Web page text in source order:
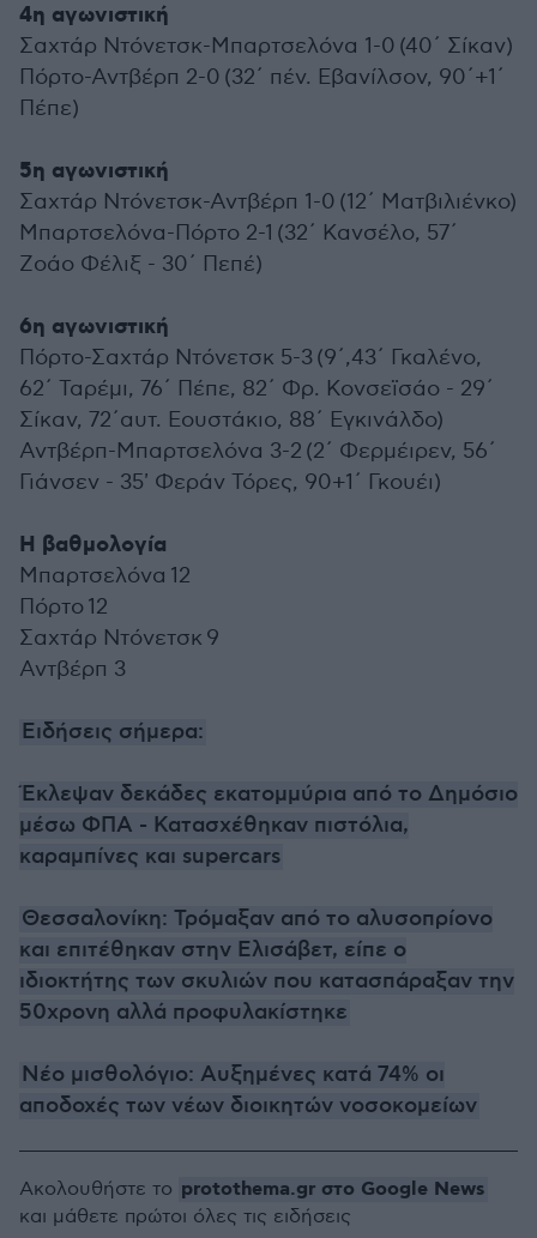
4η αγωνιστική
Σαχτάρ Ντόνετσκ-Μπαρτσελόνα 1-0 (40΄ Σίκαν)
Πόρτο-Αντβέρπ 2-0 (32΄ πέν. Εβανίλσον, 90΄+1΄
Πέπε)
5η αγωνιστική
Σαχτάρ Ντόνετσκ-Αντβέρπ 1-0 (12΄ Ματβιλιένκο)
Μπαρτσελόνα-Πόρτο 2-1 (32΄ Κανσέλο, 57΄
Ζοάο Φέλιξ - 30΄ Πεπέ)
6η αγωνιστική
Πόρτο-Σαχτάρ Ντόνετσκ 5-3 (9΄,43΄ Γκαλένο,
62΄ Ταρέμι, 76΄ Πέπε, 82΄ Φρ. Κονσεϊσάο - 29΄
Σίκαν, 72΄αυτ. Εουστάκιο, 88΄ Εγκινάλδο)
Αντβέρπ-Μπαρτσελόνα 3-2 (2΄ Φερμέιρεν, 56΄
Γιάνσεν - 35' Φεράν Τόρες, 90+1΄ Γκουέι)
Η βαθμολογία
Μπαρτσελόνα 12
Πόρτο 12
Σαχτάρ Ντόνετσκ 9
Αντβέρπ 3
Ειδήσεις σήμερα:
Έκλεψαν δεκάδες εκατομμύρια από το Δημόσιο
μέσω ΦΠΑ - Κατασχέθηκαν πιστόλια,
καραμπίνες και supercars
Θεσσαλονίκη: Τρόμαξαν από το αλυσοπρίονο
και επιτέθηκαν στην Ελισάβετ, είπε ο
ιδιοκτήτης των σκυλιών που κατασπάραξαν την
50χρονη αλλά προφυλακίστηκε
Νέο μισθολόγιο: Αυξημένες κατά 74% οι
αποδοχές των νέων διοικητών νοσοκομείων
Ακολουθήστε το protothema.gr στο Google News
και μάθετε πρώτοι όλες τις ειδήσεις